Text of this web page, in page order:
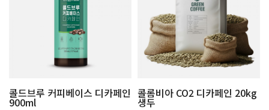
콜드브루 커피베이스 디카페인
900ml
콜롬비아 CO2 디카페인 20kg
생두